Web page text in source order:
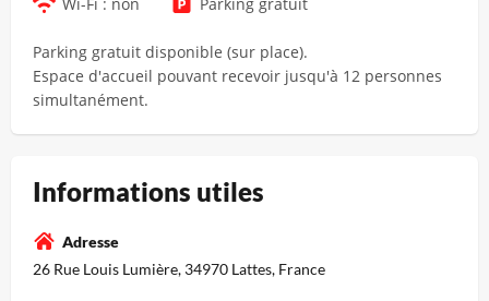
Parking gratuit disponible (sur place).
Espace d'accueil pouvant recevoir jusqu'à 12 personnes
simultanément.
Informations utiles
Adresse
26 Rue Louis Lumière, 34970 Lattes, France